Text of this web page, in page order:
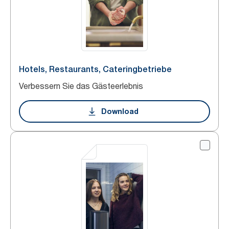
Hotels, Restaurants, Cateringbetriebe
Verbessern Sie das Gästeerlebnis
Download